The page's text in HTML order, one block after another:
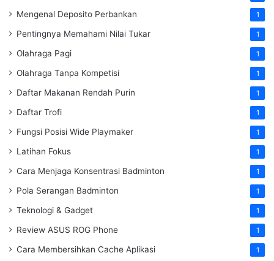
Mengenal Deposito Perbankan 1
Pentingnya Memahami Nilai Tukar 1
Olahraga Pagi 1
Olahraga Tanpa Kompetisi 1
Daftar Makanan Rendah Purin 1
Daftar Trofi 1
Fungsi Posisi Wide Playmaker 1
Latihan Fokus 1
Cara Menjaga Konsentrasi Badminton 1
Pola Serangan Badminton 1
Teknologi & Gadget 1
Review ASUS ROG Phone 1
Cara Membersihkan Cache Aplikasi 1